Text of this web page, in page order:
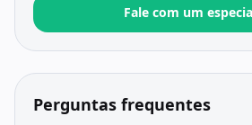
Fale com um
Perguntas frequentes